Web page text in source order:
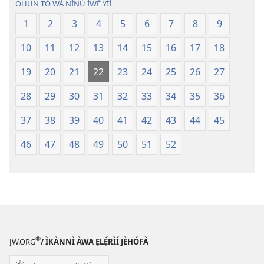
A
Tún
Ṣe
Lọ́dún
2018)
A
Tún
Ṣe
Lọ́dún
2018)
OHUN TÓ WÀ NÍNÚ ÌWÉ YÌÍ
1 2 3 4 5 6 7 8
9
10
11 12 13 14 15 16 17
18
19
20 21 22 23 24 25 26
27
28
29 30 31 32 33 34 35
36
37
38 39 40 41 42 43 44
45
46
47 48 49 50 51 52
JW.ORG®/ ÌKÀNNÌ ÀWA ẸLẸ́RÌÍ JÈHÓFÀ